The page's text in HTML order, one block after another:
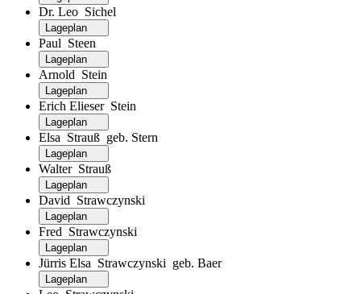
Dr. Leo Sichel
Paul Steen
Arnold Stein
Erich Elieser Stein
Elsa Strauß geb. Stern
Walter Strauß
David Strawczynski
Fred Strawczynski
Jürris Elsa Strawczynski geb. Baer